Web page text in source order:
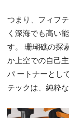
つまり、フィフ
く深海でも高い
す。 珊瑚礁の探
か上空での自己
パ ートナーとし
テックは、純粋